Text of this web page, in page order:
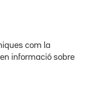
com la
informació sobre